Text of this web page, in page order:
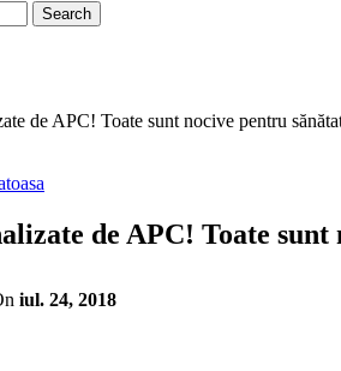
de APC! Toate sunt nocive pentru
de APC! Toate
iul. 24, 2018